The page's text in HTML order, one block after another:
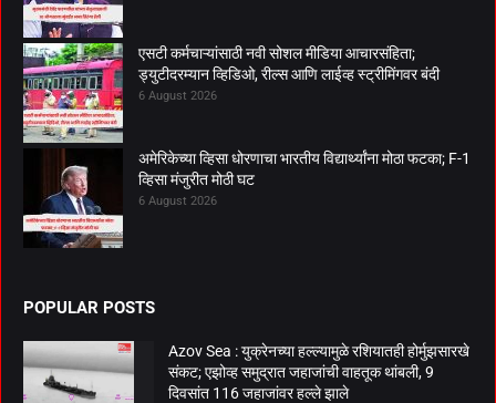
एसटी कर्मचाऱ्यांसाठी नवी सोशल मीडिया आचारसंहिता;
ड्युटीदरम्यान व्हिडिओ, रील्स आणि लाईव्ह स्ट्रीमिंगवर बंदी
6 August 2026
अमेरिकेच्या व्हिसा धोरणाचा भारतीय विद्यार्थ्यांना मोठा फटका; F-1
व्हिसा मंजुरीत मोठी घट
6 August 2026
POPULAR POSTS
Azov Sea : युक्रेनच्या हल्ल्यामुळे रशियातही होर्मुझसारखे
संकट; एझोव्ह समुद्रात जहाजांची वाहतूक थांबली, 9
दिवसांत 116 जहाजांवर हल्ले झाले